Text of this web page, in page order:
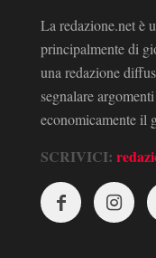
La redazione.net è
principalmente di
una redazione
segnalare
economicamente il
SCRIVICI: